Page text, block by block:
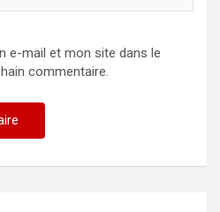
e-mail et mon site dans le
commentaire.